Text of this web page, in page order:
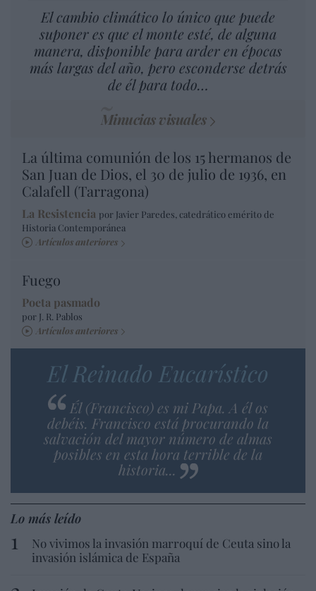
El cambio climático lo único que puede
suponer es que el monte esté, de alguna
manera, disponible para arder en épocas
más largas del año, pero esconderse detrás
de él para todo…
Minucias visuales
La última comunión de los 15 hermanos de
San Juan de Dios, el 30 de julio de 1936, en
Calafell (Tarragona)
La Resistencia por Javier Paredes, catedrático emérito de
Historia Contemporánea
Artículos anteriores
Fuego
Poeta pasmado
por J. R. Pablos
Artículos anteriores
El Reinado Eucarístico
Él (Francisco) es mi Papa. A él os
debéis. Francisco está procurando la
salvación del mayor número de almas
posibles en esta hora terrible de la
historia...
Lo más leído
No vivimos la invasión marroquí de Ceuta sino la
invasión islámica de España